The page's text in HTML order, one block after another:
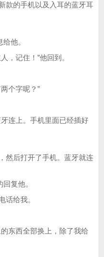
款的手机以及入耳的蓝牙耳
他。
记住！”他回到。
个字呢？”
连上。手机里面已经插好
后打开了手机。蓝牙就连
复他。
给我。
东西全部换上，除了我给